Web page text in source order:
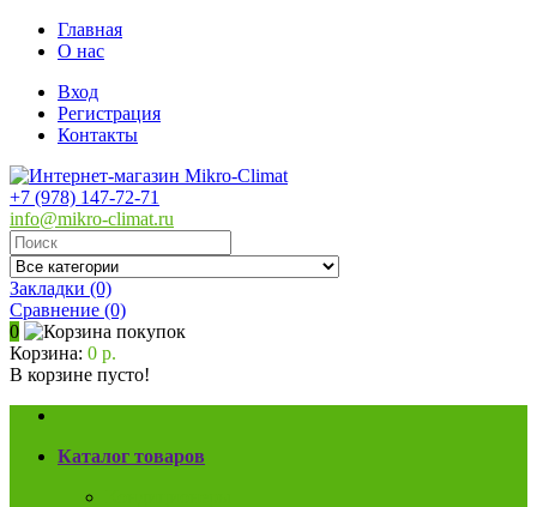
Главная
О нас
Вход
Регистрация
Контакты
+7 (978) 147-72-71
info@mikro-climat.ru
Закладки (0)
Сравнение (0)
0
Корзина: 0 р.
В корзине пусто!
Каталог товаров